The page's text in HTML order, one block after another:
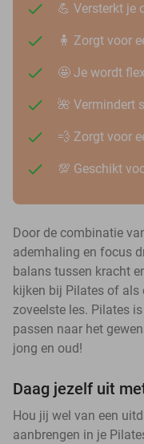
💪 Versterkt je
🧍 Zorgt voor
🤩 Je wordt
🌺 Vermindert
💨 Zorgt voor
💯 Geschikt
Door de combinatie
ademhaling en focus
balans tussen kracht
kijken bij Pilates of als
zoveelste les. Pilates
passen naar het
jong en oud!
Daag jezelf uit
Hou jij wel van een
aanbrengen in je